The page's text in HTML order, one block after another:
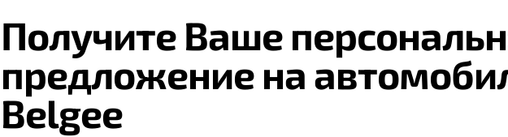
Получите Ваше
предложение на
Belgee